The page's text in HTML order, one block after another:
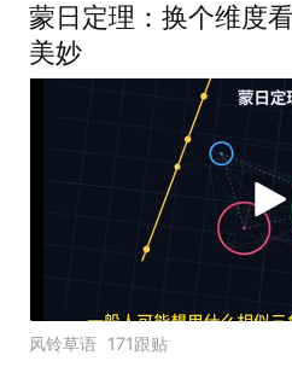
蒙日定理：换个维度
美妙
风铃草语 171跟贴